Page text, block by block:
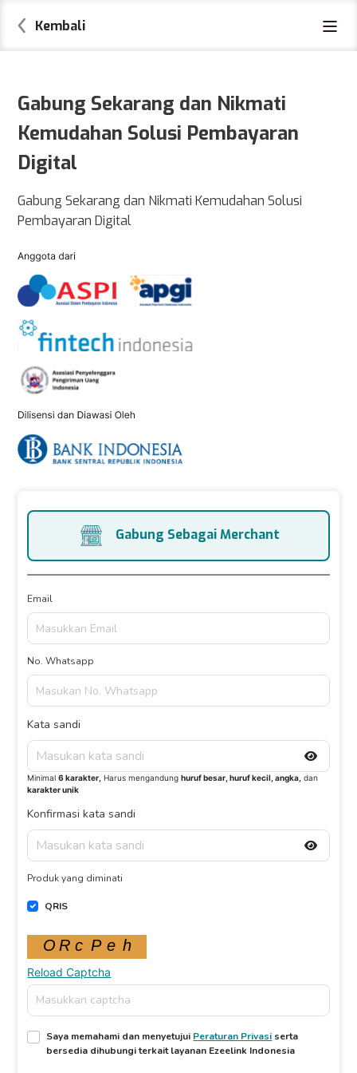
Kembali
Gabung Sekarang dan Nikmati
Kemudahan Solusi Pembayaran
Digital
Gabung Sekarang dan Nikmati Kemudahan Solusi
Pembayaran Digital
Gabung Sebagai Merchant
Email
No. Whatsapp
Kata sandi
Minimal6 karakter, Harus mengandunghuruf besar, huruf kecil, angka, dan
karakter unik
Konfirmasi kata sandi
Produk yang diminati
QRIS
Reload Captcha
Saya memahami dan menyetujui Peraturan Privasi serta
bersedia dihubungi terkait layanan Ezeelink Indonesia